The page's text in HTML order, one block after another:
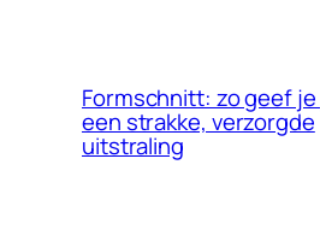
Formschnitt: zo geef
een strakke, verzorgde
uitstraling